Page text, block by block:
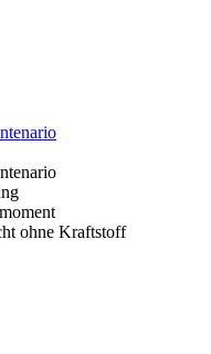
ohne Kraftstoff